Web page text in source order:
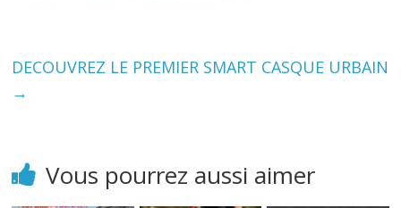
DECOUVREZ LE PREMIER SMART CASQUE URBAIN
→
Vous pourrez aussi aimer